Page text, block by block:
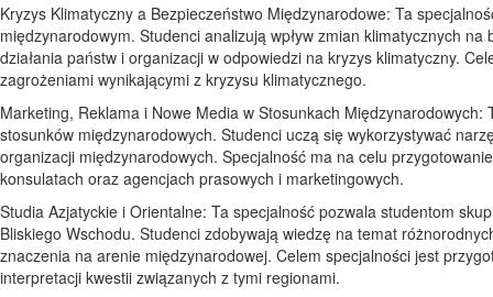
Kryzys Klimatyczny a Bezpieczeństwo Międzynarodowe: Ta
międzynarodowym. Studenci analizują wpływ zmian klimatycznych
działania państw i organizacji w odpowiedzi na kryzys klimatyczny.
zagrożeniami wynikającymi z kryzysu klimatycznego.
Marketing, Reklama i Nowe Media w Stosunkach
stosunków międzynarodowych. Studenci uczą się wykorzystywać
organizacji międzynarodowych. Specjalność ma na celu
konsulatach oraz agencjach prasowych i marketingowych.
Studia Azjatyckie i Orientalne: Ta specjalność pozwala studentom
Bliskiego Wschodu. Studenci zdobywają wiedzę na temat
znaczenia na arenie międzynarodowej. Celem specjalności jest
interpretacji kwestii związanych z tymi regionami.